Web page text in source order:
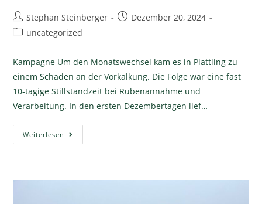
Stephan Steinberger
Dezember 20, 2024
uncategorized
Kampagne Um den Monatswechsel kam es in Plattling zu
einem Schaden an der Vorkalkung. Die Folge war eine fast
10-tägige Stillstandzeit bei Rübenannahme und
Verarbeitung. In den ersten Dezembertagen lief…
Weiterlesen